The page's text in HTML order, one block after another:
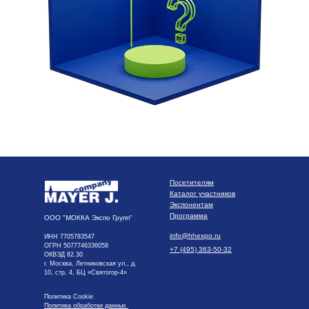
Политика Cookie
Политика обработки данных
ИНН 7705783547
ОГРН 5077746336058
ОКВЭД 82.30
г. Москва, Летниковская ул., д.
10, стр. 4, БЦ «Святогор-4»
info@hhexpo.ru
+7 (495) 363-50-32
ООО "МОККА Экспо Групп"
Посетителям
Каталог участников
Программа
Экспонентам